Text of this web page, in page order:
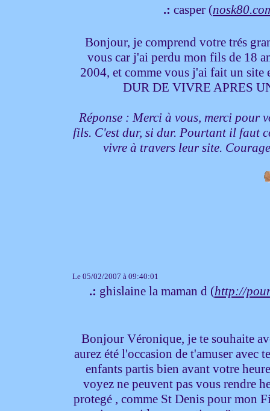
.: casper (
Bonjour, je comprend votre trés
vous car j'ai perdu mon fils de 18
2004, et comme vous j'ai fait un
DUR DE VIVRE APRES
Réponse : Merci à vous, merci pour
fils. C'est dur, si dur. Pourtant il faut
vivre à travers leur site.
Le 05/02/2007 à 09:40:01
.: ghislaine la maman d (http://
Bonjour Véronique, je te souhaite
aurez été l'occasion de t'amuser avec
enfants partis bien avant votre
voyez ne peuvent pas vous rendre
protegé , comme St Denis pour mon